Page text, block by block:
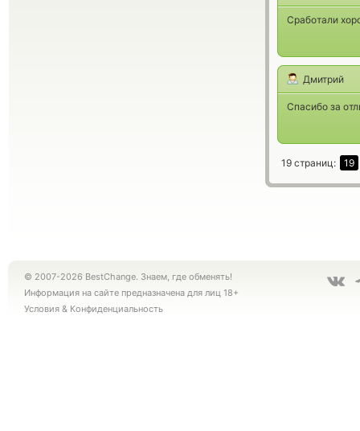
Сработали
Дмитрий
Спасибо за
19 страниц: 19
© 2007-2026 BestChange. Знаем, где обменять!
Информация на сайте предназначена для лиц 18+
Условия & Конфиденциальность